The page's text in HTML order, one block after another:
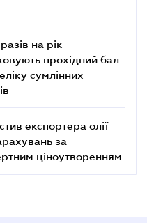
на рік
прохідний бал
сумлінних
експортера олії
за
ціноутворенням